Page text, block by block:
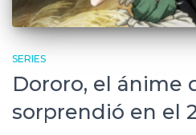
SERIES
Dororo, el ánime
sorprendió en el